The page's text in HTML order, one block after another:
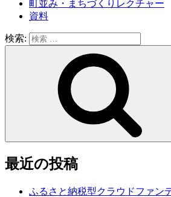
町並み・まちづくりレクチャー
資料
検索:
最近の投稿
ふるさと納税型クラウドファン